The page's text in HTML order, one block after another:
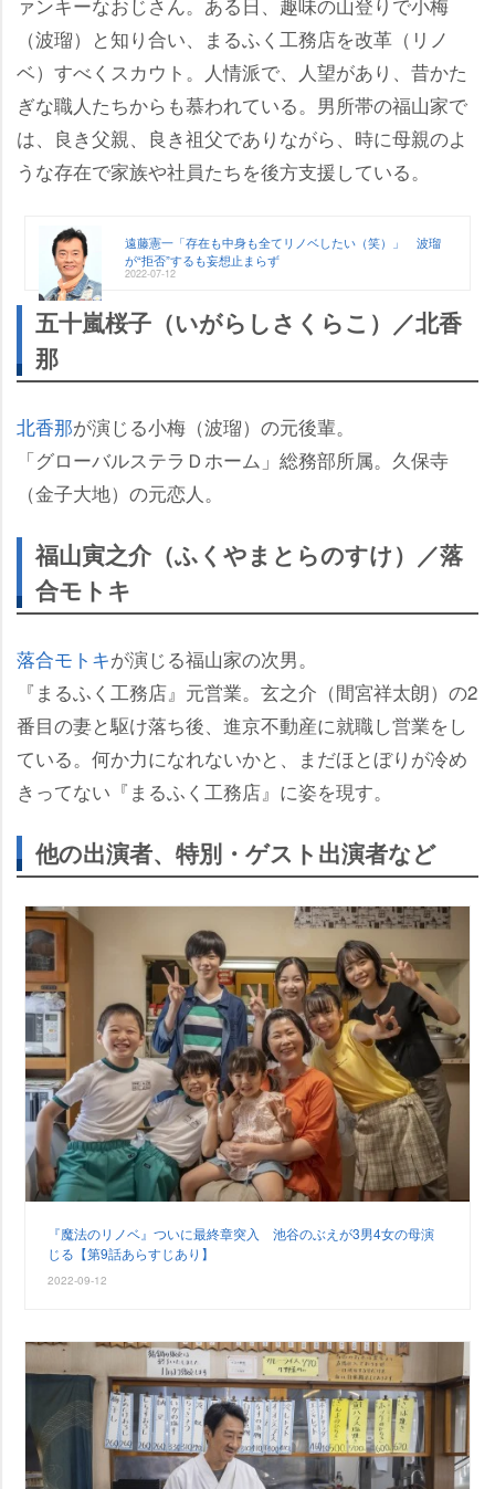
（波瑠）と知り合い、まるふく工務店を改革（リノ
ベ）すべくスカウト。人情派で、人望があり、昔かた
ぎな職人たちからも慕われている。男所帯の福山家で
は、良き父親、良き祖父でありながら、時に母親のよ
うな存在で家族や社員たちを後方支援している。
遠藤憲一「存在も中身も全てリノベしたい（笑）」 波瑠
が“拒否”するも妄想止まらず
2022-07-12
五十嵐桜子（いがらしさくらこ）／北香
那
北香那が演じる小梅（波瑠）の元後輩。
「グローバルステラＤホーム」総務部所属。久保寺
（金子大地）の元恋人。
福山寅之介（ふくやまとらのすけ）／落
合モトキ
落合モトキが演じる福山家の次男。
『まるふく工務店』元営業。玄之介（間宮祥太朗）の2
番目の妻と駆け落ち後、進京不動産に就職し営業をし
ている。何か力になれないかと、まだほとぼりが冷め
きってない『まるふく工務店』に姿を現す。
他の出演者、特別・ゲスト出演者など
『魔法のリノベ』ついに最終章突入 池谷のぶえが3男4女の母演
じる【第9話あらすじあり】
2022-09-12